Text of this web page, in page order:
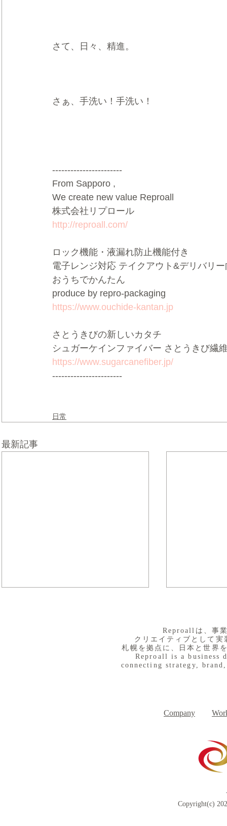
さて、日々、精進。
さぁ、手洗い！手洗い！
-----------------------
From Sapporo ,
We create new value Reproall
株式会社リプロール
http://reproall.com/
ロック機能・液漏れ防止機能付き
電子レンジ対応 テイクアウト&デリバリ
おうちでかんたん
produce by repro-packaging
https://www.ouchide-kantan.jp
さとうきびの新しいカタチ
シュガーケインファイバー さとうきび繊
https://www.sugarcanefiber.jp/
-----------------------
日常
最新記事
​Reproallは、事
クリエイティブとして
札幌を拠点に、日本と世界
Reproall is a business
connecting strategy,
Company
Copyright(c)